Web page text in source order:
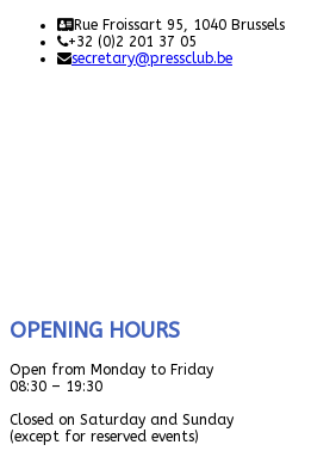
Rue Froissart 95, 1040 Brussels
+32 (0)2 201 37 05
secretary@pressclub.be
OPENING HOURS
Open from Monday to Friday
08:30 – 19:30
Closed on Saturday and Sunday
(except for reserved events)